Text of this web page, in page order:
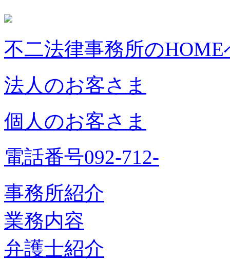
不二法律事務所のHOME
法人のお客さま
個人のお客さま
電話番号092-712-
事務所紹介
業務内容
弁護士紹介